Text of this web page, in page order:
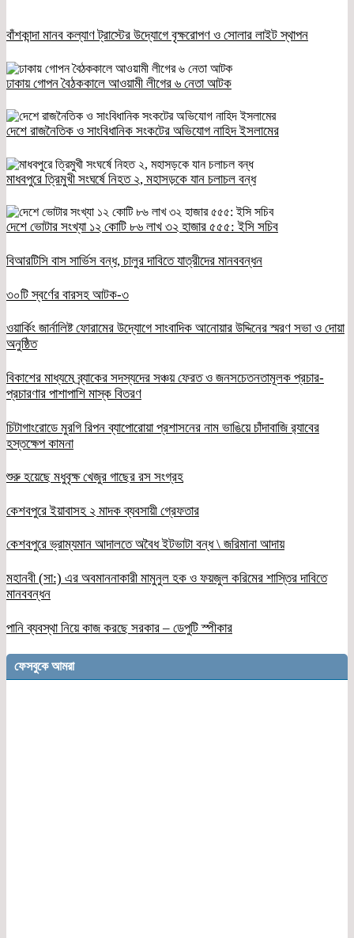
বাঁশকান্দা মানব কল্যাণ ট্রাস্টের উদ্যোগে বৃক্ষরোপণ ও সোলার লাইট স্থাপন
ঢাকায় গোপন বৈঠককালে আওয়ামী লীগের ৬ নেতা আটক
দেশে রাজনৈতিক ও সাংবিধানিক সংকটের অভিযোগ নাহিদ ইসলামের
মাধবপুরে ত্রিমুখী সংঘর্ষে নিহত ২, মহাসড়কে যান চলাচল বন্ধ
দেশে ভোটার সংখ্যা ১২ কোটি ৮৬ লাখ ৩২ হাজার ৫৫৫: ইসি সচিব
বিআরটিসি বাস সার্ভিস বন্ধ, চালুর দাবিতে যাত্রীদের মানববন্ধন
৩০টি স্বর্ণের বারসহ আটক-৩
ওয়ার্কিং জার্নালিষ্ট ফোরামের উদ্যোগে সাংবাদিক আনোয়ার উদ্দিনের স্মরণ সভা ও দোয়া
অনুষ্ঠিত
বিকাশের মাধ্যমে ব্র্যাকের সদস্যদের সঞ্চয় ফেরত ও জনসচেতনতামূলক প্রচার-
প্রচারণার পাশাপাশি মাস্ক বিতরণ
চিটাগাংরোডে মুরগি রিপন ব্যাপোরোয়া প্রশাসনের নাম ভাঙিয়ে চাঁদাবাজি র‌্যাবের
হস্তক্ষেপ কামনা
শুরু হয়েছে মধুবৃক্ষ খেজুর গাছের রস সংগ্রহ
কেশবপুরে ইয়াবাসহ ২ মাদক ব্যবসায়ী গ্রেফতার
কেশবপুরে ভ্রাম্যমান আদালতে অবৈধ ইটভাটা বন্ধ \ জরিমানা আদায়
মহানবী (সা:) এর অবমাননাকারী মামুনুল হক ও ফয়জুল করিমের শাস্তির দাবিতে
মানববন্ধন
পানি ব্যবস্থা নিয়ে কাজ করছে সরকার – ডেপুটি স্পীকার
ফেসবুকে আমরা